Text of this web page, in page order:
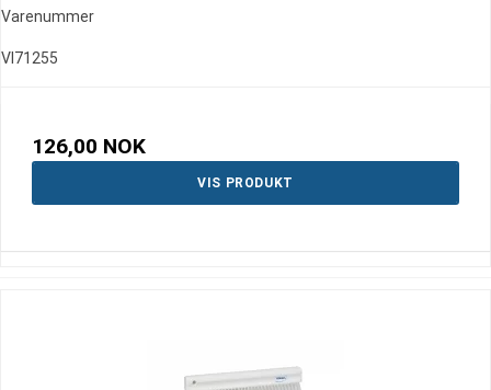
Varenummer
VI71255
126,00 NOK
VIS PRODUKT